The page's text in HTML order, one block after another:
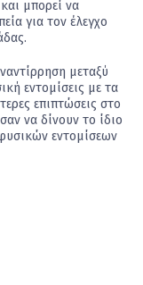
μπορεί να
για τον έλεγχο
μεταξύ
εντομίσεις με τα
επιπτώσεις στο
να δίνουν το ίδιο
εντομίσεων